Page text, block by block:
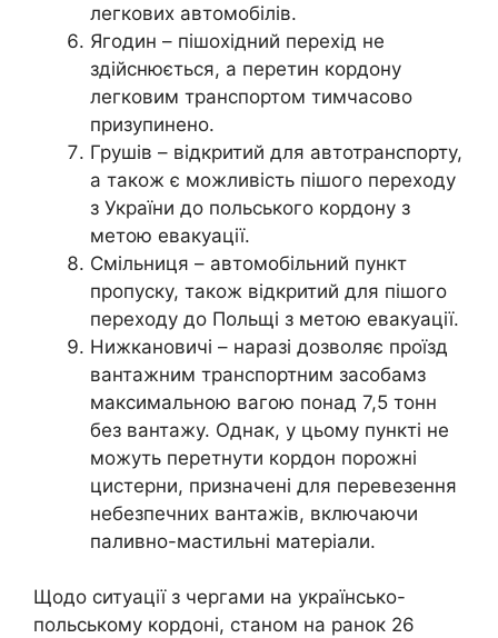
легкових автомобілів.
Ягодин – пішохідний перехід не
здійснюється, а перетин кордону
легковим транспортом тимчасово
призупинено.
Грушів – відкритий для автотранспорту,
а також є можливість пішого переходу
з України до польського кордону з
метою евакуації.
Смільниця – автомобільний пункт
пропуску, також відкритий для пішого
переходу до Польщі з метою евакуації.
Нижкановичі – наразі дозволяє проїзд
вантажним транспортним засобамз
максимальною вагою понад 7,5 тонн
без вантажу. Однак, у цьому пункті не
можуть перетнути кордон порожні
цистерни, призначені для перевезення
небезпечних вантажів, включаючи
паливно-мастильні матеріали.
Щодо ситуації з чергами на українсько-
польському кордоні, станом на ранок 26